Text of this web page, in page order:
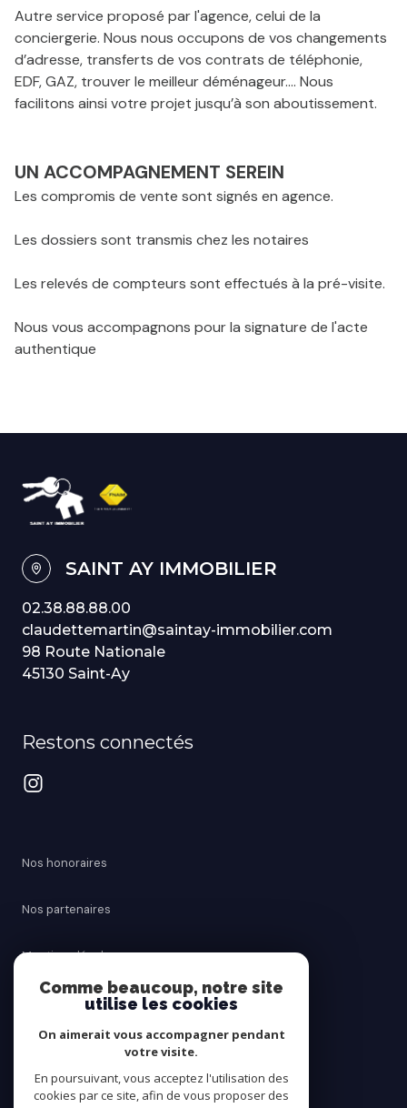
Autre service proposé par l'agence, celui de la
conciergerie. Nous nous occupons de vos changements
d’adresse, transferts de vos contrats de téléphonie,
EDF, GAZ, trouver le meilleur déménageur…. Nous
facilitons ainsi votre projet jusqu’à son aboutissement.
UN ACCOMPAGNEMENT SEREIN
Les compromis de vente sont signés en agence.
Les dossiers sont transmis chez les notaires
Les relevés de compteurs sont effectués à la pré-visite.
Nous vous accompagnons pour la signature de l'acte
authentique
SAINT AY IMMOBILIER
02.38.88.88.00
claudettemartin@saintay-immobilier.com
98 Route Nationale
45130 Saint-Ay
Restons connectés
Nos honoraires
Nos partenaires
Mentions légales
Cookies
Comme beaucoup, notre site
utilise les cookies
On aimerait vous accompagner pendant
votre visite.
En poursuivant, vous acceptez l'utilisation des
cookies par ce site, afin de vous proposer des